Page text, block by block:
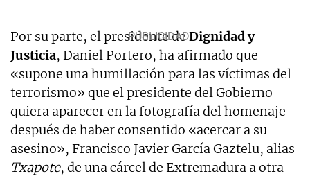
Por su parte, el presidente deDignidad y
Justicia, Daniel Portero, ha afirmado que
«supone una humillación para las víctimas del
terrorismo» que el presidente del Gobierno
quiera aparecer en la fotografía del homenaje
después de haber consentido «acercar a su
asesino», Francisco Javier García Gaztelu, alias
Txapote, de una cárcel de Extremadura a otra